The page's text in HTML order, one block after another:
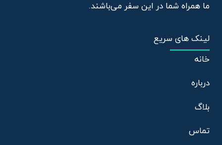
ما همراه شما در این سفر می‌باشند.
لینک های سریع
خانه
درباره
بلاگ
تماس